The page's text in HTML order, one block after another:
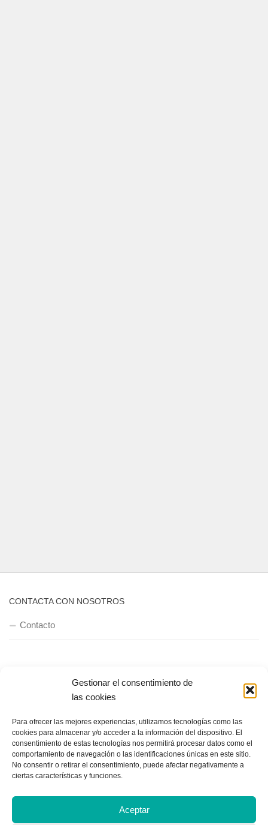
Gestionar el consentimiento de
las cookies
Para ofrecer las mejores experiencias, utilizamos tecnologías como las
cookies para almacenar y/o acceder a la información del dispositivo. El
consentimiento de estas tecnologías nos permitirá procesar datos como el
comportamiento de navegación o las identificaciones únicas en este sitio.
No consentir o retirar el consentimiento, puede afectar negativamente a
ciertas características y funciones.
Aceptar
CONTACTA CON NOSOTROS
Contacto
Quienes somos
POLÍTICA DE PRIVACIDAD
Política de privacidad